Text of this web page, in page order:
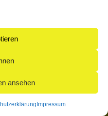
ansehen
Impressum
| Germany